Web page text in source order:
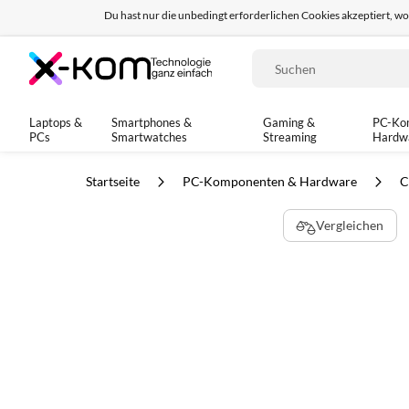
Du hast nur die unbedingt erforderlichen Cookies akzeptiert,
Seit 8 Jahren für dich da!
Laptops &
PCs
Smartphones &
Smartwatches
Gaming &
Streaming
PC-
Startseite PC-Komponenten & Hardware
Vergleichen